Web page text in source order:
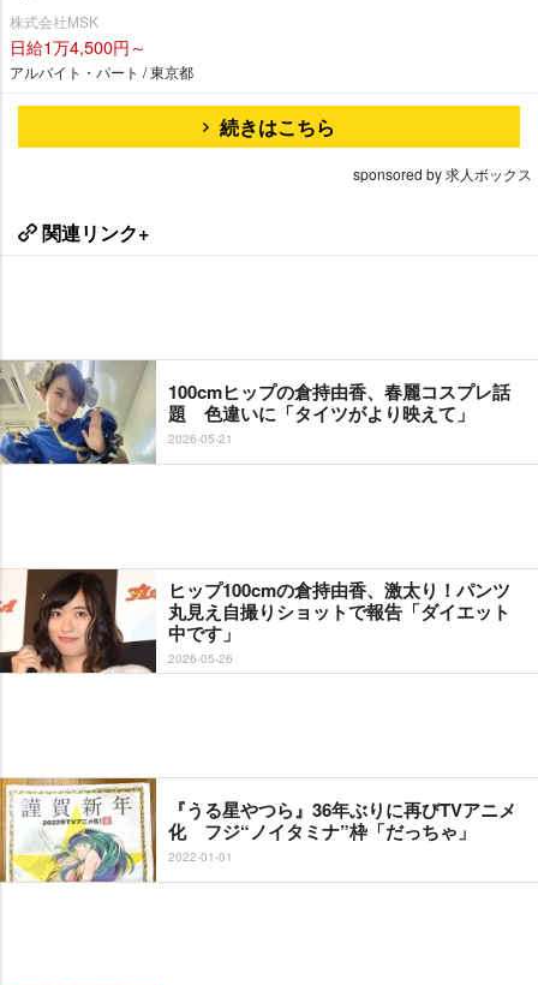
株式会社MSK
日給1万4,500円～
アルバイト・パート / 東京都
続きはこちら
sponsored by 求人ボックス
関連リンク+
100cmヒップの倉持由香、春麗コスプレ話
題 色違いに「タイツがより映えて」
2026-05-21
ヒップ100cmの倉持由香、激太り！パンツ
丸見え自撮りショットで報告「ダイエット
中です」
2026-05-26
『うる星やつら』36年ぶりに再びTVアニメ
化 フジ“ノイタミナ”枠「だっちゃ」
2022-01-01